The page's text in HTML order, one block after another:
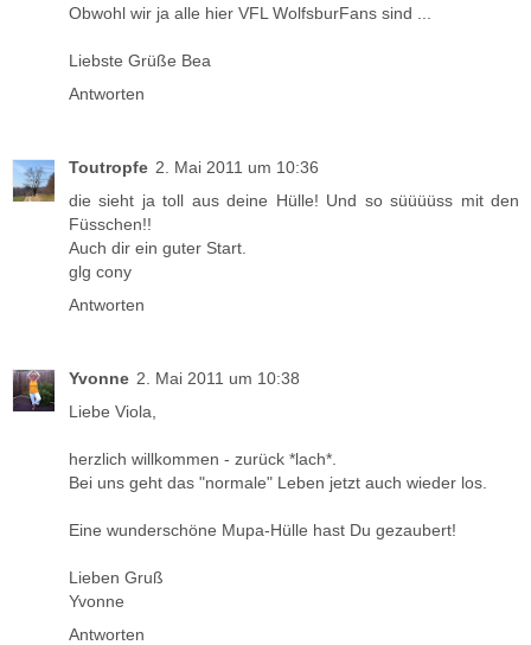
Obwohl wir ja alle hier VFL WolfsburFans sind ...
Liebste Grüße Bea
Antworten
Toutropfe 2. Mai 2011 um 10:36
die sieht ja toll aus deine Hülle! Und so süüüüss mit den
Füsschen!!
Auch dir ein guter Start.
glg cony
Antworten
Yvonne 2. Mai 2011 um 10:38
Liebe Viola,
herzlich willkommen - zurück *lach*.
Bei uns geht das "normale" Leben jetzt auch wieder los.
Eine wunderschöne Mupa-Hülle hast Du gezaubert!
Lieben Gruß
Yvonne
Antworten